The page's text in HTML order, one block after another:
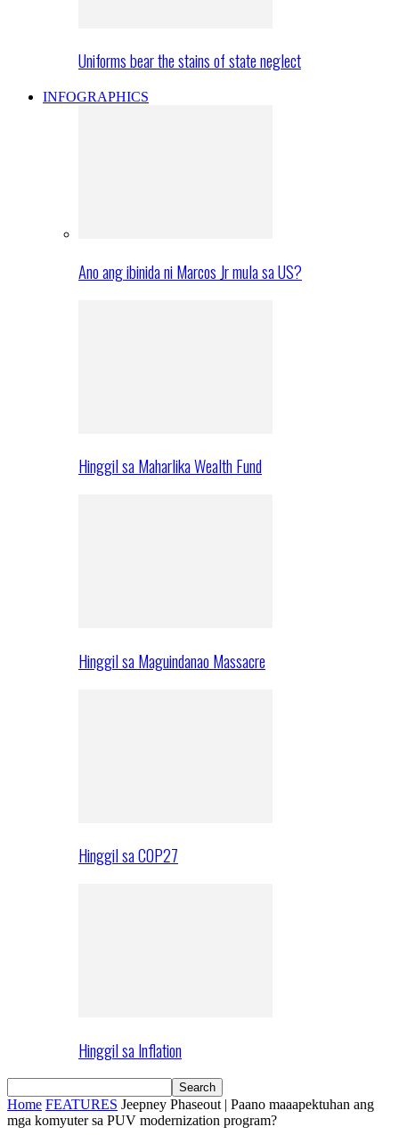
Uniforms bear the stains of state neglect
INFOGRAPHICS
Ano ang ibinida ni Marcos Jr mula sa US?
Hinggil sa Maharlika Wealth Fund
Hinggil sa Maguindanao Massacre
Hinggil sa COP27
Hinggil sa Inflation
Home FEATURES Jeepney Phaseout | Paano maaapektuhan ang
mga komyuter sa PUV modernization program?